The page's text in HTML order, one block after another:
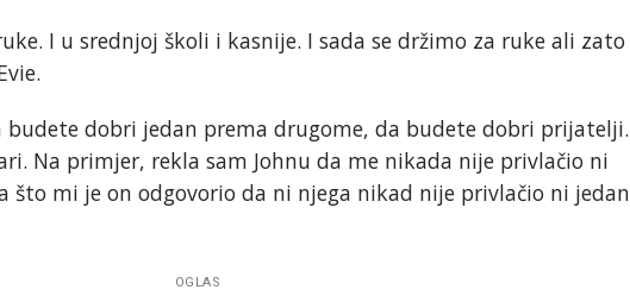
I u srednjoj školi i kasnije. I sada se držimo za ruke ali zato
budete dobri jedan prema drugome, da budete dobri prijatelji.
Na primjer, rekla sam Johnu da me nikada nije privlačio ni
što mi je on odgovorio da ni njega nikad nije privlačio ni jedan
OGLAS